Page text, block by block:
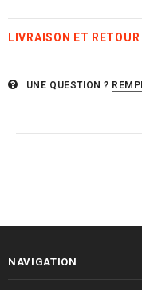
LIVRAISON ET RETOUR
UNE QUESTION ?
NAVIGATION